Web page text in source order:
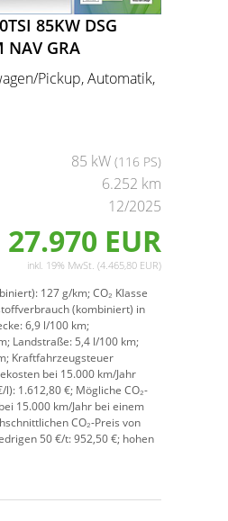
85KW DSG
NAV GRA
Pickup, Automatik,
85 kW (116 PS)
6.252 km
12/2025
27.970 EUR
inkl. 19% MwSt. (4.465,80 EUR)
127 g/km;CO₂ Klasse
(kombiniert) in
6,9 l/100 km;
Landstraße: 5,4 l/100 km;
Kraftfahrzeugsteuer
bei 15.000 km/Jahr
/l): 1.612,80 €; Mögliche CO₂-
15.000 km/Jahr bei einem
CO₂-Preis von
50 €/t: 952,50 €; hohen